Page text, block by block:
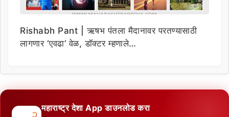
Rishabh Pant | ऋषभ पंतला मैदानावर परतण्यासाठी
लागणार ‘एवढा’ वेळ, डॉक्टर म्हणाले…
महाराष्ट्र देशा App डाउनलोड करा